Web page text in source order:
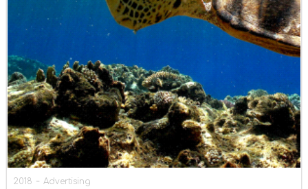
2018 - Advertising